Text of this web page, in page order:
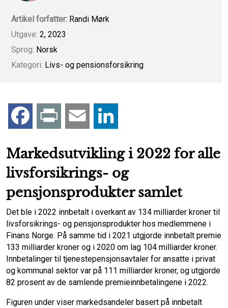
Artikel forfatter: Randi Mørk
Utgave: 2, 2023
Sprog: Norsk
Kategori: Livs- og pensionsforsikring
c
e
b
o
o
k
i
n
t
i
n
k
e
d
I
n
Markedsutvikling i 2022 for alle
livsforsikrings- og
pensjonsprodukter samlet
Det ble i 2022 innbetalt i overkant av 134 milliarder kroner til
livsforsikrings- og pensjonsprodukter hos medlemmene i
Finans Norge. På samme tid i 2021 utgjorde innbetalt premie
133 milliarder kroner og i 2020 om lag 104 milliarder kroner.
Innbetalinger til tjenestepensjonsavtaler for ansatte i privat
og kommunal sektor var på 111 milliarder kroner, og utgjorde
82 prosent av de samlende premieinnbetalingene i 2022.
Figuren under viser markedsandeler basert på innbetalt